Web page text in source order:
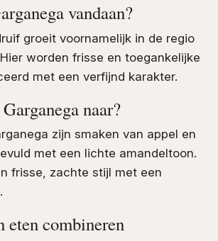
vandaan?
groeit voornamelijk in de regio
worden frisse en toegankelijke
met een verfijnd karakter.
naar?
zijn smaken van appel en
met een lichte amandeltoon.
frisse, zachte stijl met een
eten combineren